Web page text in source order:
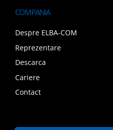
COMPANIA
Despre ELBA-COM
Reprezentare
Descarca
Cariere
Contact